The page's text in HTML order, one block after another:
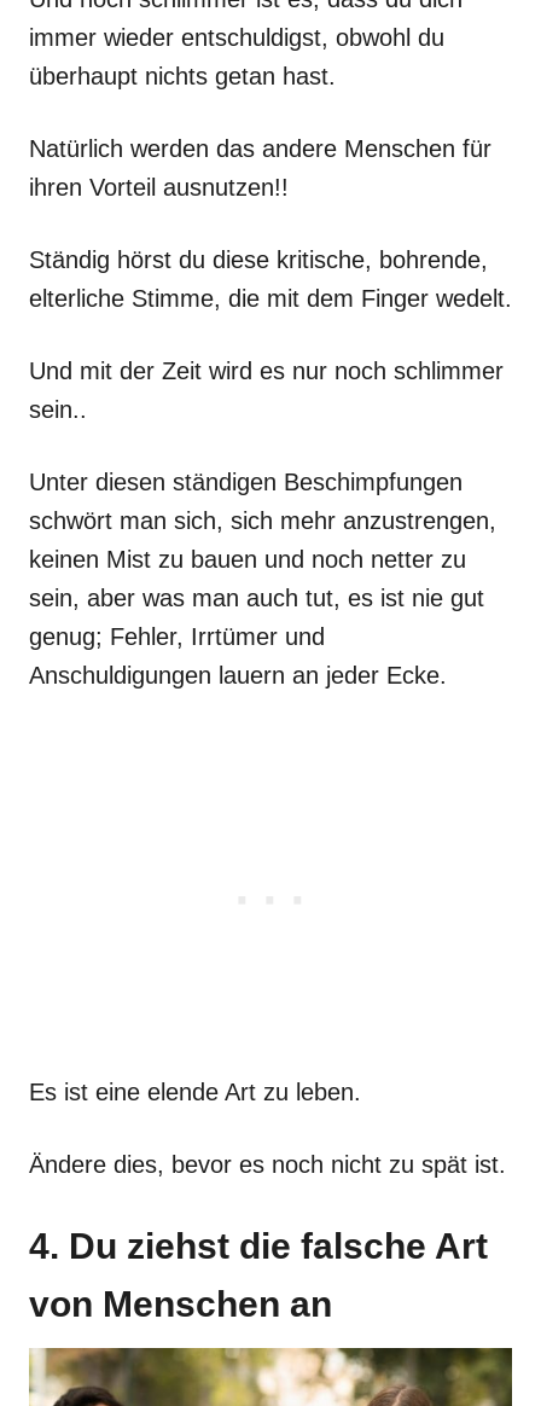
immer wieder entschuldigst, obwohl du
überhaupt nichts getan hast.
Natürlich werden das andere Menschen für
ihren Vorteil ausnutzen!!
Ständig hörst du diese kritische, bohrende,
elterliche Stimme, die mit dem Finger wedelt.
Und mit der Zeit wird es nur noch schlimmer
sein..
Unter diesen ständigen Beschimpfungen
schwört man sich, sich mehr anzustrengen,
keinen Mist zu bauen und noch netter zu
sein, aber was man auch tut, es ist nie gut
genug; Fehler, Irrtümer und
Anschuldigungen lauern an jeder Ecke.
Es ist eine elende Art zu leben.
Ändere dies, bevor es noch nicht zu spät ist.
4. Du ziehst die falsche Art
von Menschen an